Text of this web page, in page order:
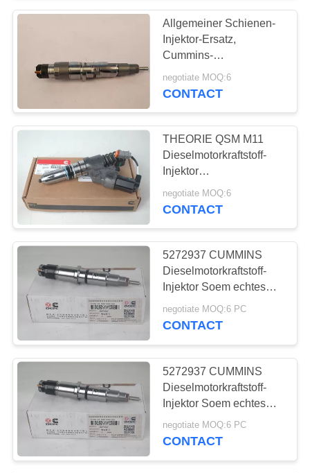
Allgemeiner Schienen-
Injektor-Ersatz,
Cummins-
Brennstoffinjektoren
5263308 0445120236
negotiate MOQ:6
CONTACT
THEORIE QSM M11
Dieselmotorkraftstoff-
Injektor
Soem/Standardgröße
4026222
negotiate MOQ:6
CONTACT
5272937 CUMMINS
Dieselmotorkraftstoff-
Injektor Soem echtes
Standardverpacken
negotiate MOQ:6 PC
CONTACT
5272937 CUMMINS
Dieselmotorkraftstoff-
Injektor Soem echtes
Standardverpacken
negotiate MOQ:6 PC
CONTACT